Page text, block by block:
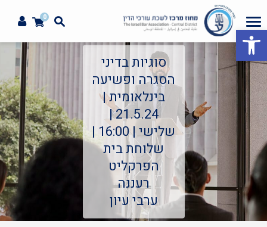
פתח סרגל נגישות
0
סוגיות בדיני
הסגרה ופשיעה
בינלאומית |
21.5.24 |
שלישי | 16:00 |
שלוחת בית
הפרקליט
רעננה
ערבי עיון